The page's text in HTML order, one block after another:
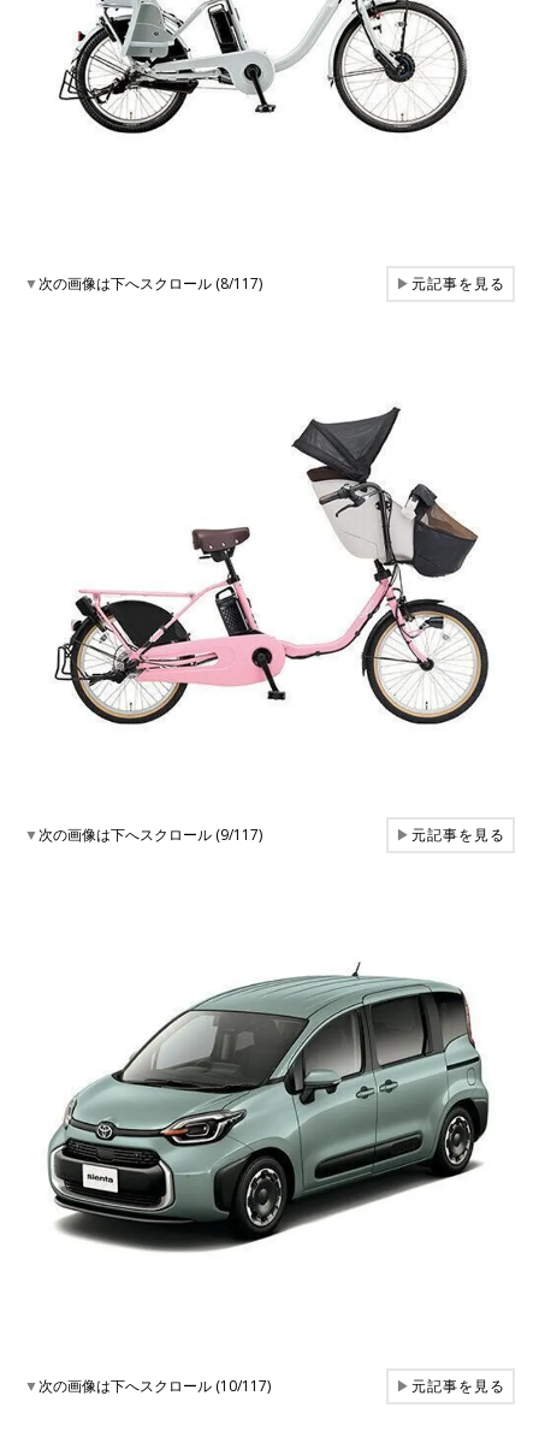
▼次の画像は下へスクロール (8/117) ▶元記事を見る
▼次の画像は下へスクロール (9/117) ▶元記事を見る
▼次の画像は下へスクロール (10/117) ▶元記事を見る